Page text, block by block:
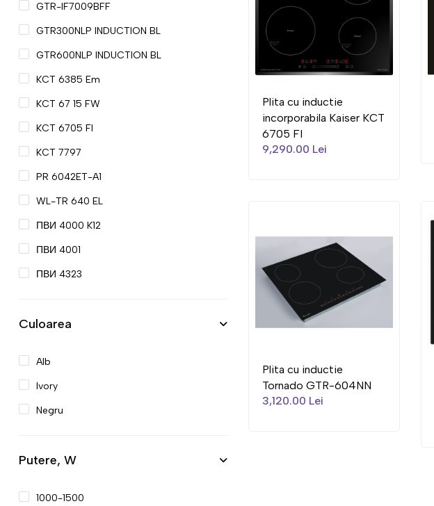
GTR-IF7009BFF
GTR300NLP INDUCTION BL
GTR600NLP INDUCTION BL
KCT 6385 Em
KCT 67 15 FW
KCT 6705 FI
KCT 7797
PR 6042ET-A1
WL-TR 640 EL
ПВИ 4000 K12
ПВИ 4001
ПВИ 4323
Culoarea
Alb
Ivory
Negru
Putere, W
1000-1500
Plita cu inductie
incorporabila Kaiser KCT
6705 FI
9,290.00 Lei
Plita cu inductie
Tornado GTR-604NN
3,120.00 Lei